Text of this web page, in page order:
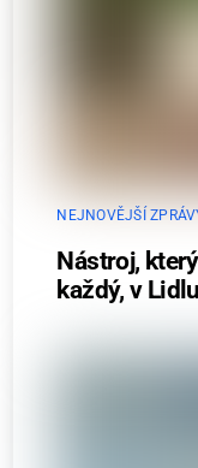
NEJNOVĚJŠÍ
Nástroj,
každý, v